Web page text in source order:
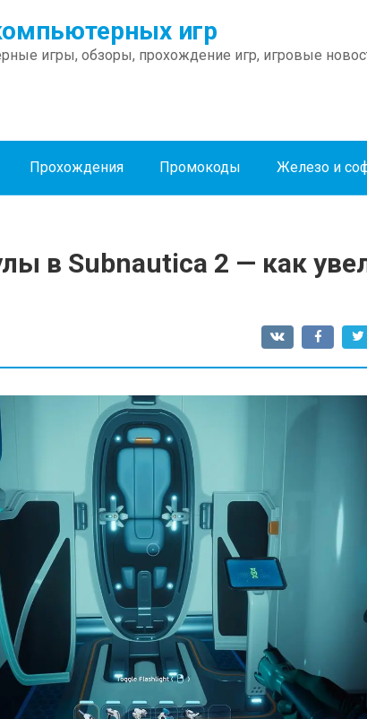
игр
игры, обзоры, прохождение игр, игровые
Прохождения Промокоды Железо и
в Subnautica 2 — как